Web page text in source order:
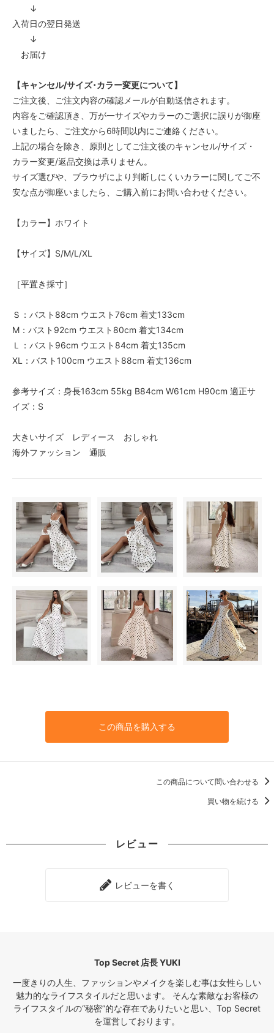
↓
入荷日の翌日発送
↓
お届け
【キャンセル/サイズ･カラー変更について】
ご注文後、ご注文内容の確認メールが自動送信されます。
内容をご確認頂き、万が一サイズやカラーのご選択に誤りが御座
いましたら、ご注文から6時間以内にご連絡ください。
上記の場合を除き、原則としてご注文後のキャンセル/サイズ・
カラー変更/返品交換は承りません。
サイズ選びや、ブラウザにより判断しにくいカラーに関してご不
安な点が御座いましたら、ご購入前にお問い合わせください。
【カラー】ホワイト
【サイズ】S/M/L/XL
［平置き採寸］
Ｓ：バスト88cm ウエスト76cm 着丈133cm
M：バスト92cm ウエスト80cm 着丈134cm
Ｌ：バスト96cm ウエスト84cm 着丈135cm
XL：バスト100cm ウエスト88cm 着丈136cm
参考サイズ：身長163cm 55kg B84cm W61cm H90cm 適正サ
イズ：S
大きいサイズ レディース おしゃれ
海外ファッション 通販
この商品を購入する
この商品について問い合わせる
買い物を続ける
レビュー
レビューを書く
Top Secret 店長 YUKI
一度きりの人生、ファッションやメイクを楽しむ事は女性らしい
魅力的なライフスタイルだと思います。 そんな素敵なお客様の
ライフスタイルの“秘密”的な存在でありたいと思い、Top Secret
を運営しております。